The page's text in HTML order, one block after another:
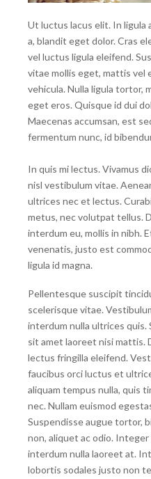
Ut luctus lacus elit. In ligula
a, blandit eget dolor. Cras
vel luctus ligula eleifend.
vitae mollis eget, mattis
vehicula. Nulla ligula tortor,
eget eros. Quisque id dui
Maecenas accumsan, est
fermentum nunc, id
In quis mi lectus. Vivamus
nisl vestibulum vitae.
ultrices nec et lectus.
metus, nec volutpat tellus.
interdum eu, mollis in nibh.
venenatis, justo est
ligula id magna.
Pellentesque suscipit
scelerisque vitae.
interdum nulla ultrices quis.
sit amet laoreet nisi mattis.
lectus fringilla eleifend.
faucibus orci luctus et
aliquam tempus nulla, quis
nec. Nullam euismod
Suspendisse augue tortor,
non, aliquet ac odio.
interdum nulla laoreet at.
lobortis sodales justo non